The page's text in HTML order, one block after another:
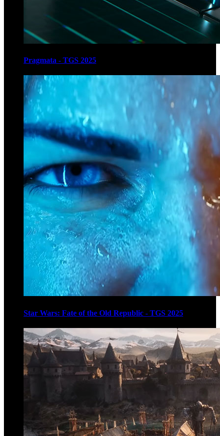
Pragmata - TGS 2025
Star Wars: Fate of the Old Republic - TGS 2025